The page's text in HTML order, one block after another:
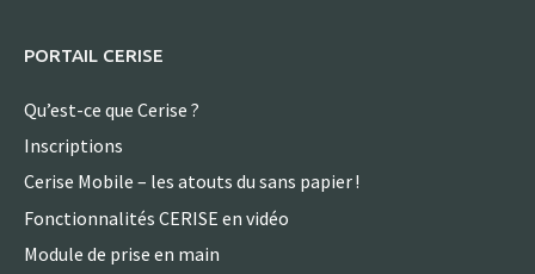
PORTAIL CERISE
Qu’est-ce que Cerise ?
Inscriptions
Cerise Mobile – les atouts du sans papier !
Fonctionnalités CERISE en vidéo
Module de prise en main